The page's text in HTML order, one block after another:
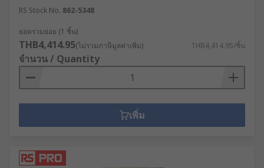
RS Stock No. 862-5348
ยอดรวมย่อย (1 ชิ้น)
THB4,414.95(ไม่รวมภาษีมูลค่าเพิ่ม) THB4,414.95/ชิ้น
จำนวน / Quantity
เพิ่ม